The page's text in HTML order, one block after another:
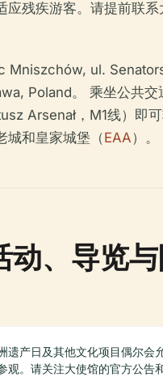
应残疾游客。请提前联
Mniszchów, ul.
Poland。 乘坐公共交
Arsenał，M1线）即
城和皇家城堡（EAA）。
动、导览
遗产日及其他文化项目偶尔会
观。请关注大使馆的官方公告